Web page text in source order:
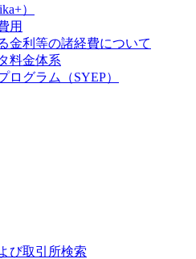
）
用
金利等の諸経費について
料金体系
ログラム（SYEP）
び取引所検索